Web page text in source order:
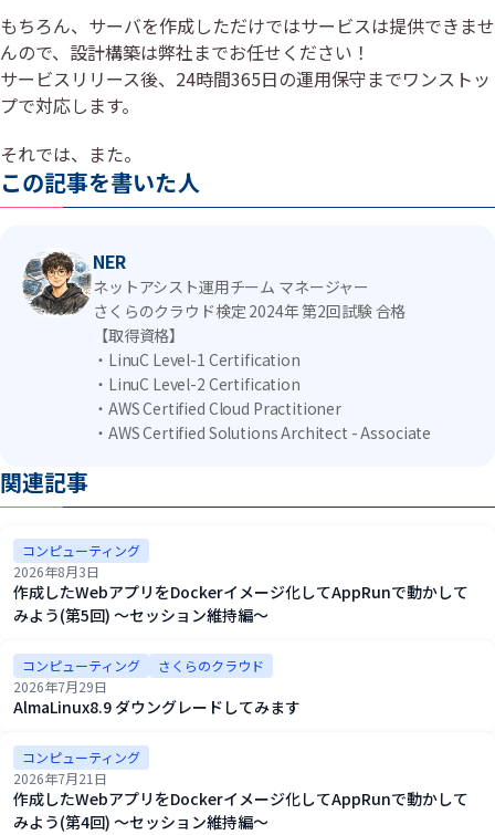
もちろん、サーバを作成しただけではサービスは提供できませ
んので、設計構築は弊社までお任せください！
サービスリリース後、24時間365日の運用保守までワンストッ
プで対応します。
それでは、また。
この記事を書いた人
NER
ネットアシスト運用チーム マネージャー
さくらのクラウド検定 2024年 第2回試験 合格
【取得資格】
・LinuC Level-1 Certification
・LinuC Level-2 Certification
・AWS Certified Cloud Practitioner
・AWS Certified Solutions Architect - Associate
関連記事
コンピューティング
2026年8月3日
作成したWebアプリをDockerイメージ化してAppRunで動かして
みよう(第5回) ～セッション維持編～
コンピューティング
さくらのクラウド
2026年7月29日
AlmaLinux8.9 ダウングレードしてみます
コンピューティング
2026年7月21日
作成したWebアプリをDockerイメージ化してAppRunで動かして
みよう(第4回) ～セッション維持編～